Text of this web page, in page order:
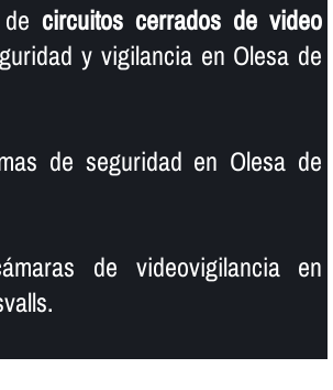
circuitos cerrados de video
y vigilancia en Olesa de
de seguridad en Olesa de
de videovigilancia en